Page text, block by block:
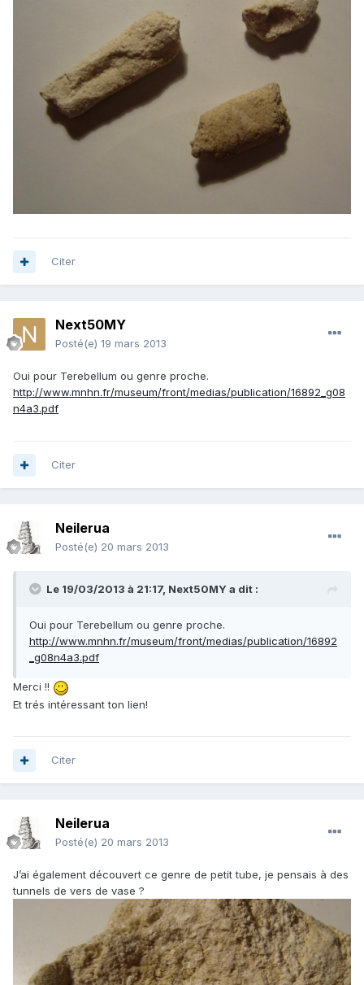
Citer
Next50MY
Posté(e) 19 mars 2013
Oui pour Terebellum ou genre proche.
http://www.mnhn.fr/museum/front/medias/publication/16892_g08
n4a3.pdf
Citer
Neilerua
Posté(e) 20 mars 2013
Le 19/03/2013 à 21:17, Next50MY a dit :
Oui pour Terebellum ou genre proche.
http://www.mnhn.fr/museum/front/medias/publication/16892
_g08n4a3.pdf
Merci !!
Et trés intéressant ton lien!
Citer
Neilerua
Posté(e) 20 mars 2013
J’ai également découvert ce genre de petit tube, je pensais à des
tunnels de vers de vase ?